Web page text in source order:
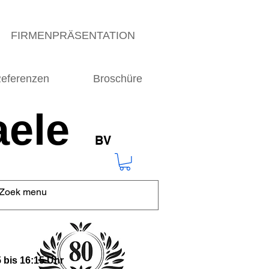
FIRMENPRÄSENTATION
Broschüre
BV
bis 16:15 Uhr